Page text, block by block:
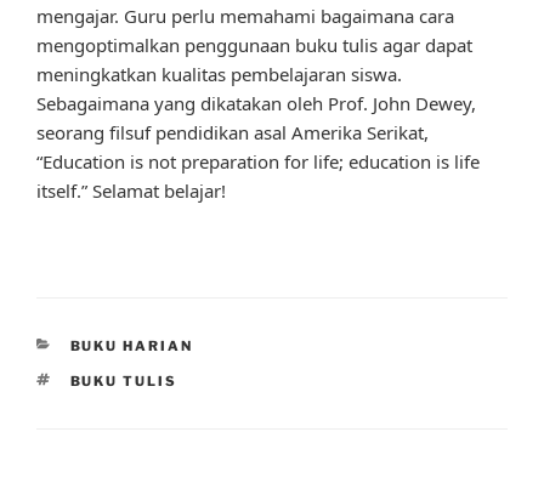
mengajar. Guru perlu memahami bagaimana cara
mengoptimalkan penggunaan buku tulis agar dapat
meningkatkan kualitas pembelajaran siswa.
Sebagaimana yang dikatakan oleh Prof. John Dewey,
seorang filsuf pendidikan asal Amerika Serikat,
“Education is not preparation for life; education is life
itself.” Selamat belajar!
CATEGORIES
BUKU HARIAN
TAGS
BUKU TULIS